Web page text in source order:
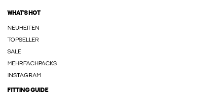
WHAT'S HOT
NEUHEITEN
TOPSELLER
SALE
MEHRFACHPACKS
INSTAGRAM
FITTING GUIDE